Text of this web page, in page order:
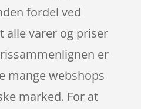
fordel ved
alle varer og priser
er
mange webshops
marked. For at